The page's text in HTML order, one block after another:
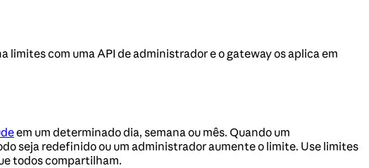
com uma API de administrador e o gateway os aplica em
em um determinado dia, semana ou mês. Quando um
seja redefinido ou um administrador aumente o limite. Use limites
todos compartilham.